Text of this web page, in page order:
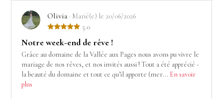
Olivia · Marié(e) le 20/06/2026
5.0
Notre week-end de rêve !
Grâce au domaine de la Vallée aux Pages nous avons pu vivre le
mariage de nos rêves, et nos invités aussi ! Tout a été apprécié -
la beauté du domaine et tout ce qu’il apporte (mer... En savoir
plus